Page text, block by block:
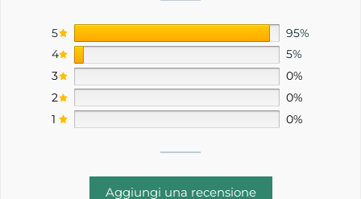
5
95%
4
5%
3
0%
2
0%
1
0%
Aggiungi una recensione